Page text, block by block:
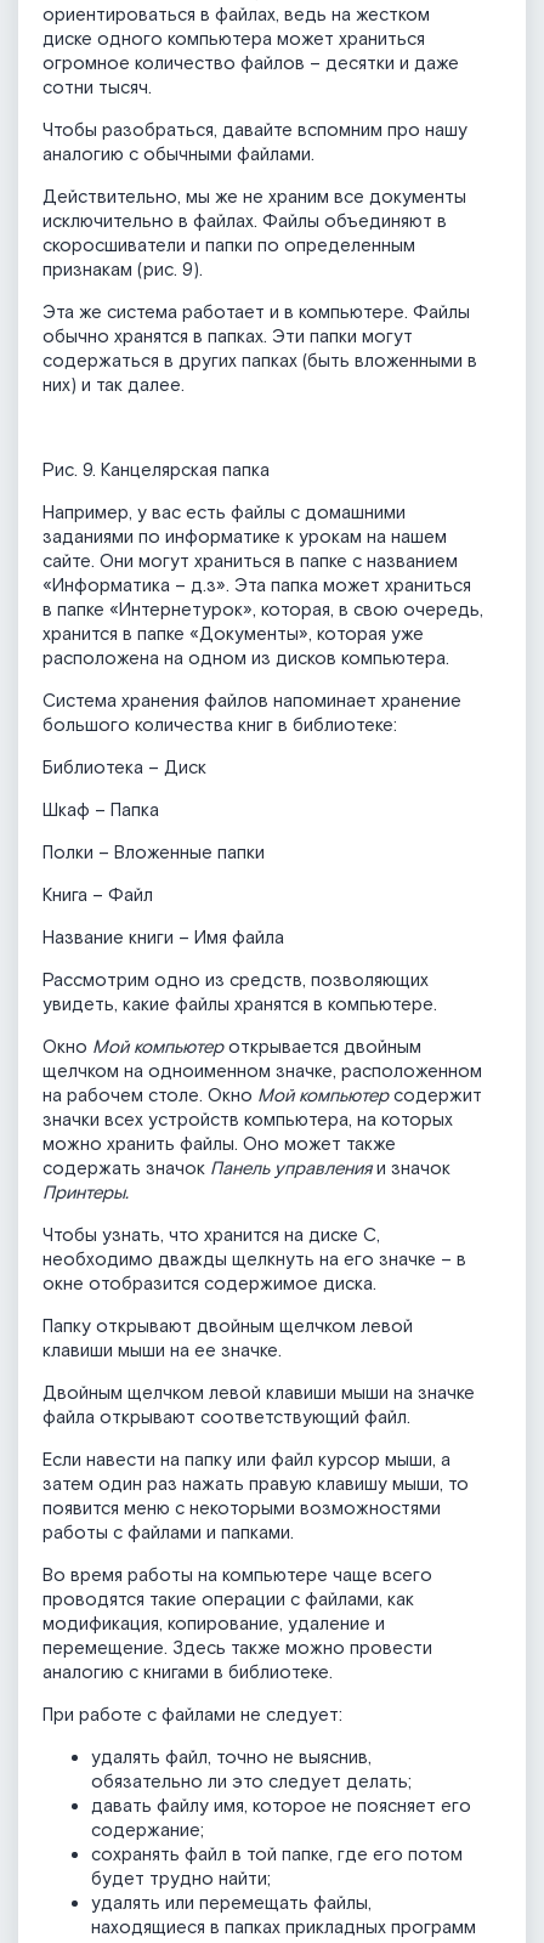
ориентироваться в файлах, ведь на жестком
диске одного компьютера может храниться
огромное количество файлов – десятки и даже
сотни тысяч.
Чтобы разобраться, давайте вспомним про нашу
аналогию с обычными файлами.
Действительно, мы же не храним все документы
исключительно в файлах. Файлы объединяют в
скоросшиватели и папки по определенным
признакам (рис. 9).
Эта же система работает и в компьютере. Файлы
обычно хранятся в папках. Эти папки могут
содержаться в других папках (быть вложенными в
них) и так далее.
Рис. 9. Канцелярская папка
Например, у вас есть файлы с домашними
заданиями по информатике к урокам на нашем
сайте. Они могут храниться в папке с названием
«Информатика – д.з». Эта папка может храниться
в папке «Интернетурок», которая, в свою очередь,
хранится в папке «Документы», которая уже
расположена на одном из дисков компьютера.
Система хранения файлов напоминает хранение
большого количества книг в библиотеке:
Библиотека – Диск
Шкаф – Папка
Полки – Вложенные папки
Книга – Файл
Название книги – Имя файла
Рассмотрим одно из средств, позволяющих
увидеть, какие файлы хранятся в компьютере.
Окно Мой компьютероткрывается двойным
щелчком на одноименном значке, расположенном
на рабочем столе. Окно Мой компьютерсодержит
значки всех устройств компьютера, на которых
можно хранить файлы. Оно может также
содержать значок Панель управленияи значок
Принтеры.
Чтобы узнать, что хранится на диске С,
необходимо дважды щелкнуть на его значке – в
окне отобразится содержимое диска.
Папку открывают двойным щелчком левой
клавиши мыши на ее значке.
Двойным щелчком левой клавиши мыши на значке
файла открывают соответствующий файл.
Если навести на папку или файл курсор мыши, а
затем один раз нажать правую клавишу мыши, то
появится меню с некоторыми возможностями
работы с файлами и папками.
Во время работы на компьютере чаще всего
проводятся такие операции с файлами, как
модификация, копирование, удаление и
перемещение. Здесь также можно провести
аналогию с книгами в библиотеке.
При работе с файлами не следует:
удалять файл, точно не выяснив,
обязательно ли это следует делать;
давать файлу имя, которое не поясняет его
содержание;
сохранять файл в той папке, где его потом
будет трудно найти;
удалять или перемещать файлы,
находящиеся в папках прикладных программ